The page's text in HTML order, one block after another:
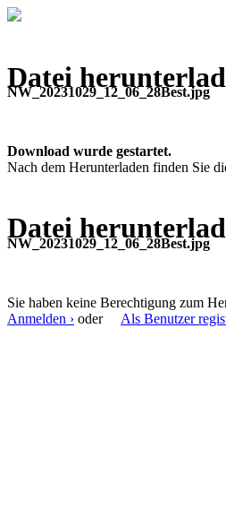
Datei
NW_20231029_12_06_28Best.jpg
Download wurde gestartet.
Nach dem Herunterladen finden Sie
Datei
NW_20231029_12_06_28Best.jpg
Sie haben keine Berechtigung zum
Anmelden › oder Als Benutzer